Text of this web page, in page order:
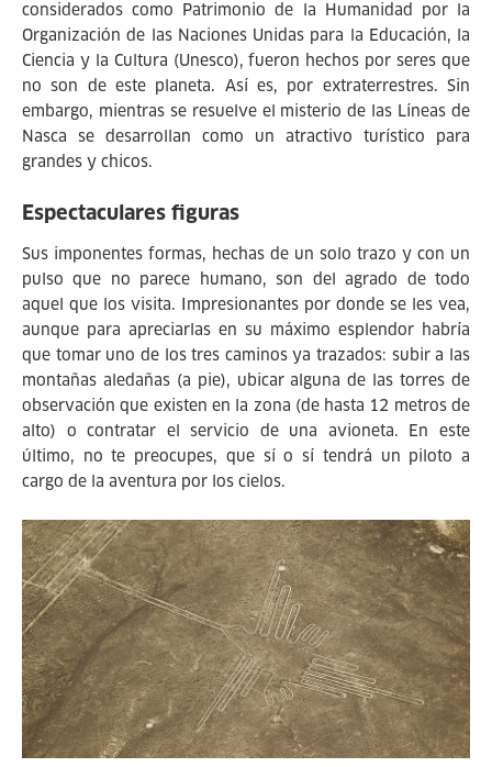
considerados como Patrimonio de la Humanidad por la
Organización de las Naciones Unidas para la Educación, la
Ciencia y la Cultura (Unesco), fueron hechos por seres que
no son de este planeta. Así es, por extraterrestres. Sin
embargo, mientras se resuelve el misterio de las Líneas de
Nasca se desarrollan como un atractivo turístico para
grandes y chicos.
Espectaculares figuras
Sus imponentes formas, hechas de un solo trazo y con un
pulso que no parece humano, son del agrado de todo
aquel que los visita. Impresionantes por donde se les vea,
aunque para apreciarlas en su máximo esplendor habría
que tomar uno de los tres caminos ya trazados: subir a las
montañas aledañas (a pie), ubicar alguna de las torres de
observación que existen en la zona (de hasta 12 metros de
alto) o contratar el servicio de una avioneta. En este
último, no te preocupes, que sí o sí tendrá un piloto a
cargo de la aventura por los cielos.